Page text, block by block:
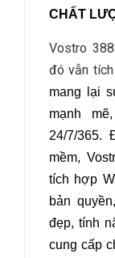
CHẤT
Vostro
đó vẫn
mang lại
mạnh
24/7/365.
mềm,
tích hợp
bản
đẹp, tính
cung cấp